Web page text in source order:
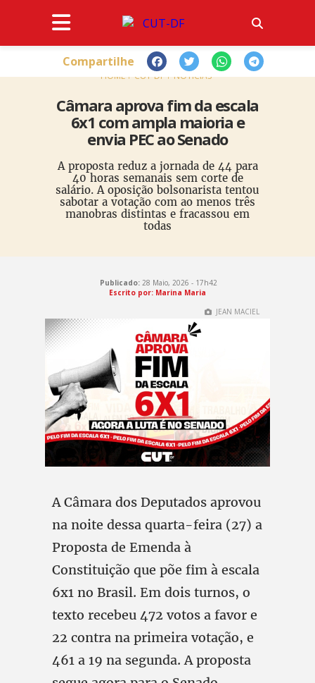
HOME CUT-DF NOTÍCIAS
Câmara aprova fim da escala
6x1 com ampla maioria e
envia PEC ao Senado
A proposta reduz a jornada de 44 para
40 horas semanais sem corte de
salário. A oposição bolsonarista tentou
sabotar a votação com ao menos três
manobras distintas e fracassou em
todas
Compartilhe
Publicado: 28 Maio, 2026 - 17h42
Escrito por: Marina Maria
JEAN MACIEL
A Câmara dos Deputados aprovou
na noite dessa quarta-feira (27) a
Proposta de Emenda à
Constituição que põe fim à escala
6x1 no Brasil. Em dois turnos, o
texto recebeu 472 votos a favor e
22 contra na primeira votação, e
461 a 19 na segunda. A proposta